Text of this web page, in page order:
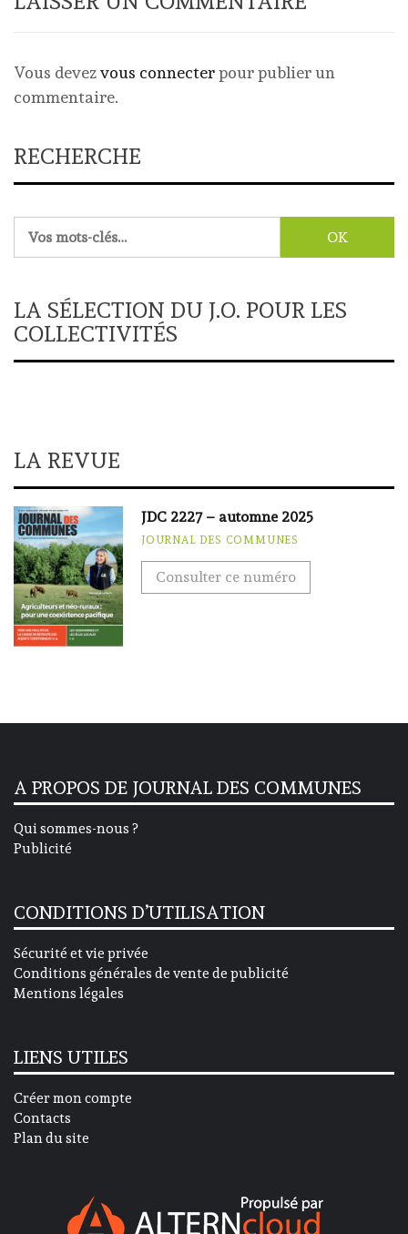
Vous devezvous connecterpour publier un
commentaire.
RECHERCHE
LA SÉLECTION DU J.O. POUR LES
COLLECTIVITÉS
LA REVUE
JDC 2227 – automne 2025
JOURNAL DES COMMUNES
Consulter ce numéro
A PROPOS DE JOURNAL DES COMMUNES
Qui sommes-nous ?
Publicité
CONDITIONS D’UTILISATION
Sécurité et vie privée
Conditions générales de vente de publicité
Mentions légales
LIENS UTILES
Créer mon compte
Contacts
Plan du site